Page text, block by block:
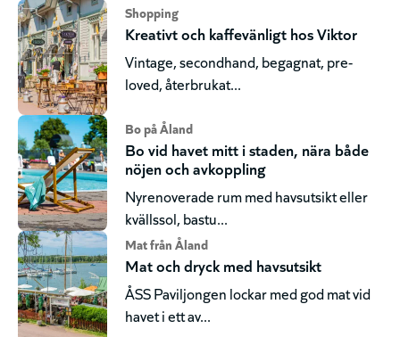
Shopping
Kreativt och kaffevänligt hos Viktor
Vintage, secondhand, begagnat, pre-
loved, återbrukat...
Bo på Åland
Bo vid havet mitt i staden, nära både
nöjen och avkoppling
Nyrenoverade rum med havsutsikt eller
kvällssol, bastu...
Mat från Åland
Mat och dryck med havsutsikt
ÅSS Paviljongen lockar med god mat vid
havet i ett av...